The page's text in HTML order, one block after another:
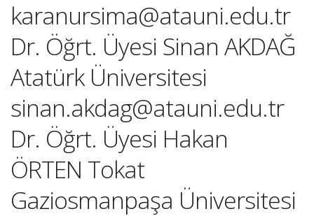
karanursima@atauni.edu.tr
Dr. Öğrt. Üyesi Sinan AKDAĞ
Atatürk Üniversitesi
sinan.akdag@atauni.edu.tr
Dr. Öğrt. Üyesi Hakan
ÖRTEN Tokat
Gaziosmanpaşa Üniversitesi